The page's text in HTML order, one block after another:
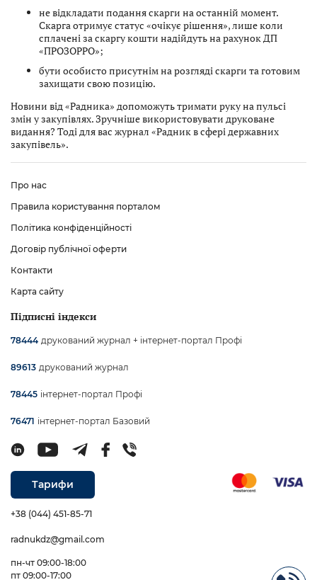
не відкладати подання скарги на останній момент.
Скарга отримує статус «очікує рішення», лише коли
сплачені за скаргу кошти надійдуть на рахунок ДП
«ПРОЗОРРО»;
бути особисто присутнім на розгляді скарги та готовим
захищати свою позицію.
Новини від «Радника» допоможуть тримати руку на пульсі
змін у закупівлях. Зручніше використовувати друковане
видання? Тоді для вас журнал «Радник в сфері державних
закупівель».
Про нас
Правила користування порталом
Політика конфіденційності
Договір публічної оферти
Контакти
Карта сайту
Підписні індекси
78444 друкований журнал + інтернет-портал Профі
89613 друкований журнал
78445 інтернет-портал Профі
76471 інтернет-портал Базовий
Тарифи
+38 (044) 451-85-71
radnukdz@gmail.com
пн-чт 09:00-18:00
пт 09:00-17:00